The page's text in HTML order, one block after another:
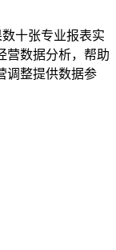
十张专业报表实
营数据分析，帮助
调整提供数据参